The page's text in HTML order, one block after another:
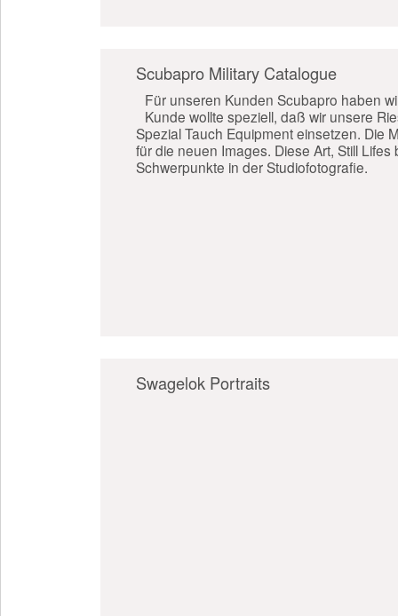
Scubapro Military Catalogue
Für unseren Kunden Scubapro haben
Kunde wollte speziell, daß wir unsere
Spezial Tauch Equipment einsetzen. Die
für die neuen Images. Diese Art, Still
Schwerpunkte in der Studiofotografie.
Swagelok Portraits